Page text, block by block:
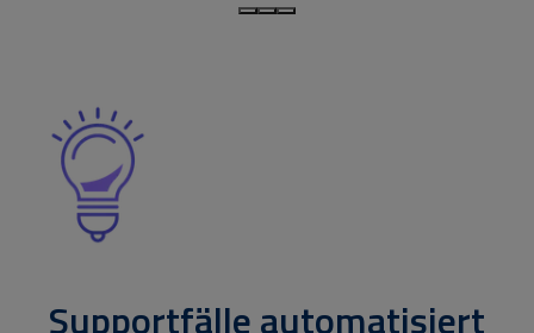
Supportfälle automatisiert